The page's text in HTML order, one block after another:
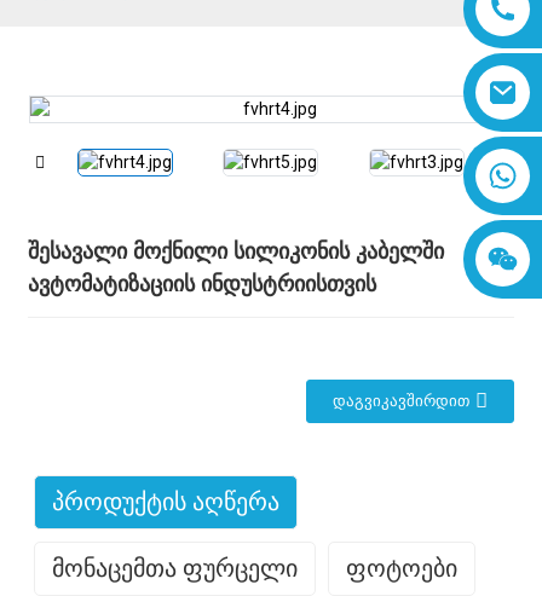
8618019377761
შესავალი მოქნილი სილიკონის კაბელში
ავტომატიზაციის ინდუსტრიისთვის
ᲓᲐᲒᲕᲘᲙᲐᲕᲨᲘᲠᲓᲘᲗ
Პროდუქტის Აღწერა
Მონაცემთა Ფურცელი Ფოტოები